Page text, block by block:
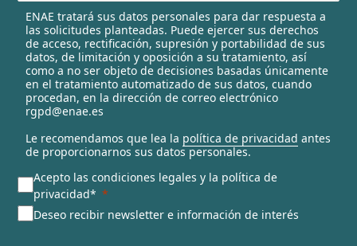
l
e
c
t
e
d
ENAE tratará sus datos personales para dar respuesta a
las solicitudes planteadas. Puede ejercer sus derechos
de acceso, rectificación, supresión y portabilidad de sus
datos, de limitación y oposición a su tratamiento, así
como a no ser objeto de decisiones basadas únicamente
en el tratamiento automatizado de sus datos, cuando
procedan, en la dirección de correo electrónico
rgpd@enae.es
Le recomendamos que lea la política de privacidad antes
de proporcionarnos sus datos personales.
Acepto las condiciones legales y la política de
privacidad*
Deseo recibir newsletter e información de interés